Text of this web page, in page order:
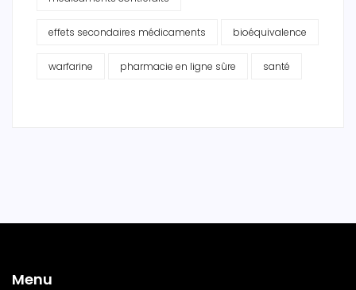
effets secondaires médicaments bioéquivalence
warfarine pharmacie en ligne sûre santé
Menu